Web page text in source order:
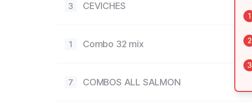
3 CEVICHES
1 Combo 32 mix
7 COMBOS ALL SALMON
1
2
3